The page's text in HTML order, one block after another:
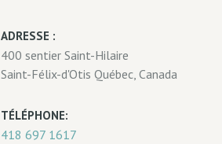
ADRESSE :
400 sentier Saint-Hilaire
Saint-Félix-d'Otis Québec, Canada
TÉLÉPHONE:
418 697 1617